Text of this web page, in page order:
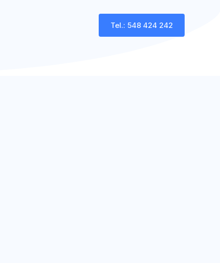
Tel.: 548 424 242